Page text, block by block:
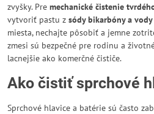
zvyšky. Pre mechanické čistenie
vytvoriť pastu z sódy bikarbóny a vody
miesta, nechajte pôsobiť a jemne
zmesi sú bezpečné pre rodinu a
lacnejšie ako komerčné čističe.
Ako čistiť sprchové
Sprchové hlavice a batérie sú často